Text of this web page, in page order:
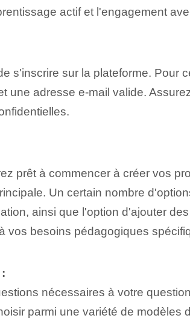
actif et l'engagement
s'inscrire sur la plateforme. Pour
une adresse e-mail valide.
prêt à commencer à créer vos
Un certain nombre
ainsi que l'option⁤ d'ajouter
vos besoins pédagogiques
nécessaires à votre
parmi une variété de modèles